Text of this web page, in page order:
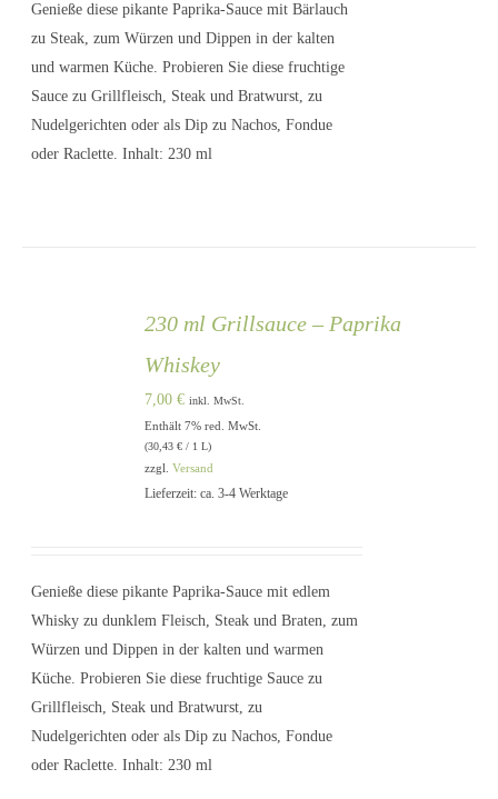
/
DETAILS
Genieße diese pikante Paprika-Sauce mit Bärlauch
zu Steak, zum Würzen und Dippen in der kalten
und warmen Küche. Probieren Sie diese fruchtige
Sauce zu Grillfleisch, Steak und Bratwurst, zu
Nudelgerichten oder als Dip zu Nachos, Fondue
oder Raclette. Inhalt: 230 ml
230 ml Grillsauce – Paprika
Whiskey
7,00€ inkl. MwSt.
Enthält 7% red. MwSt.
(30,43€ / 1 L)
zzgl.Versand
Lieferzeit: ca. 3-4 Werktage
Genieße diese pikante Paprika-Sauce mit edlem
Whisky zu dunklem Fleisch, Steak und Braten, zum
Würzen und Dippen in der kalten und warmen
Küche. Probieren Sie diese fruchtige Sauce zu
Grillfleisch, Steak und Bratwurst, zu
Nudelgerichten oder als Dip zu Nachos, Fondue
oder Raclette. Inhalt: 230 ml